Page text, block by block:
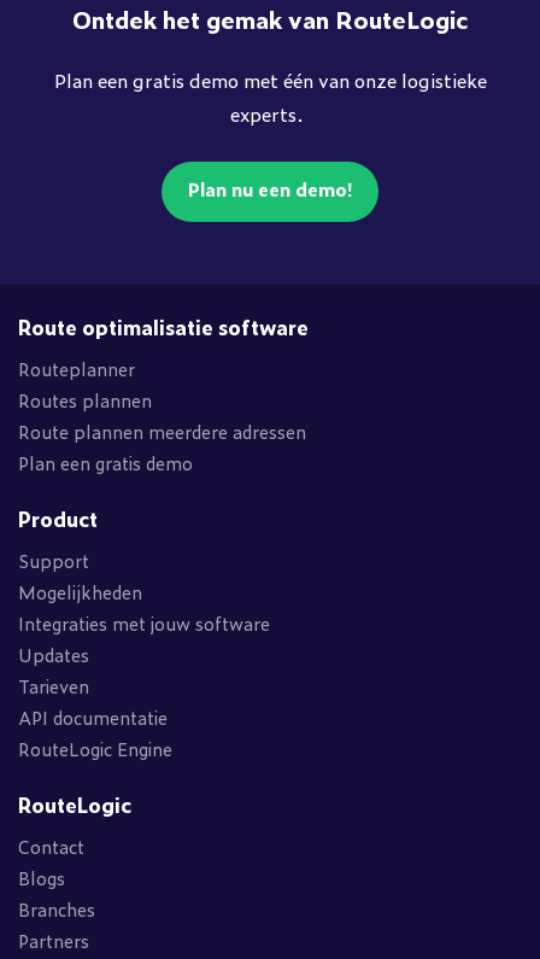
Ontdek het gemak van RouteLogic
Plan een gratis demo met één van onze logistieke
experts.
Plan nu een demo!
Route optimalisatie software
Routeplanner
Routes plannen
Route plannen meerdere adressen
Plan een gratis demo
Product
Support
Mogelijkheden
Integraties met jouw software
Updates
Tarieven
API documentatie
RouteLogic Engine
RouteLogic
Contact
Blogs
Branches
Partners